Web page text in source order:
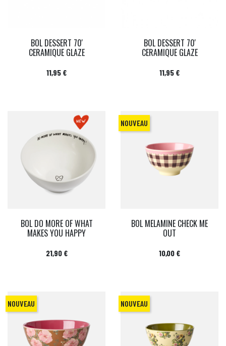
BOL DESSERT 70'
CERAMIQUE GLAZE
Prix
11,95 €
BOL DESSERT 70'
CERAMIQUE GLAZE
Prix
11,95 €
BOL DO MORE OF WHAT
MAKES YOU HAPPY
Prix
21,90 €
BOL MELAMINE CHECK ME
OUT
Prix
10,00 €
NOUVEAU
NOUVEAU NOUVEAU